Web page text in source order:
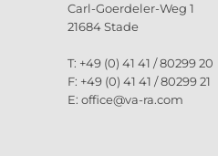
Carl-Goerdeler-Weg 1
21684 Stade
T: +49 (0) 41 41 / 80299 20
F: +49 (0) 41 41 / 80299 21
E: office@va-ra.com